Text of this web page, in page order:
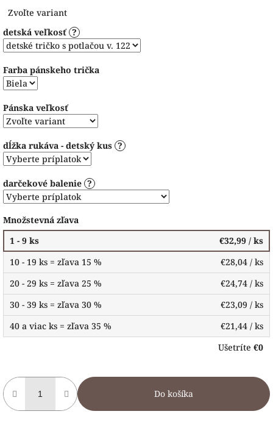
cena:
Zvoľte variant
detská veľkosť ?
Farba pánskeho trička
Pánska veľkosť
dĺžka rukáva - detský kus ?
darčekové balenie ?
Množstevná zľava
1 - 9 ks
€32,99 / ks
10 - 19 ks = zľava 15 %
€28,04 / ks
20 - 29 ks = zľava 25 %
€24,74 / ks
30 - 39 ks = zľava 30 %
€23,09 / ks
40 a viac ks = zľava 35 %
€21,44 / ks
Ušetríte €0
Do košíka